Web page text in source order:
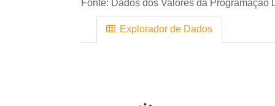
Fonte: Dados dos Valores da Programação
Explorador de Dados